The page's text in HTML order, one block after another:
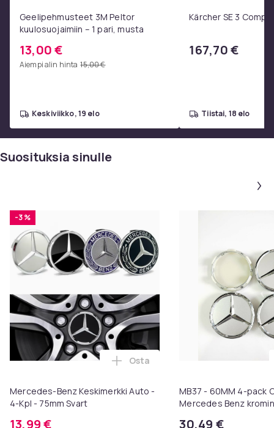
Geelipehmusteet 3M Peltor
kuulosuojaimiin – 1 pari, musta
13,00 €
Aiempi alin hinta 15,00 €
keskiviikko, 19 elo
Kärcher SE 3
167,70 €
tiistai, 18 elo
Suosituksia sinulle
-3 %
Mercedes-Benz Keskimerkki Auto -
4-Kpl - 75mm Svart
13,99 €
Lisää Mercedes-Benz
Osta
MB37 - 60MM 4-pack
Mercedes Benz kromin
30,49 €